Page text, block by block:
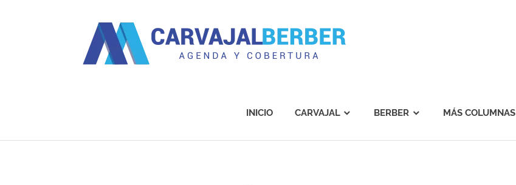
INICIO CARVAJAL BERBER MÁS COLUMNAS